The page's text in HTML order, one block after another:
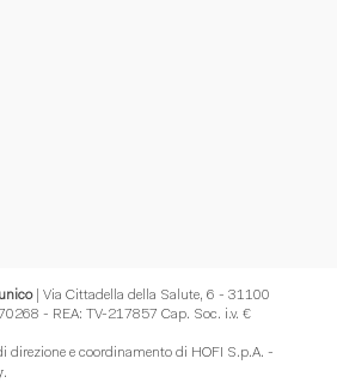
| Via Cittadella della Salute, 6 - 31100
- REA: TV-217857 Cap. Soc. i.v. €
direzione e coordinamento di HOFI S.p.A. -
.